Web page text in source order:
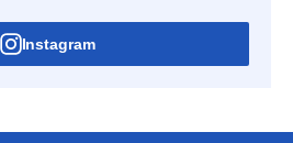
Instagram